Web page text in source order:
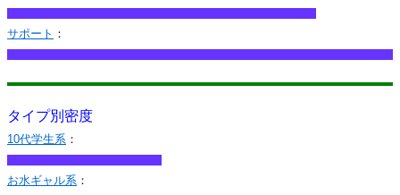
サポート ：
タイプ別密度
10代学生系 ：
お水ギャル系 ：